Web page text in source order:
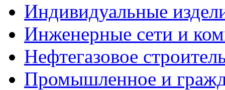
Индивидуальные
Инженерные сети и
Нефтегазовое
Промышленное и